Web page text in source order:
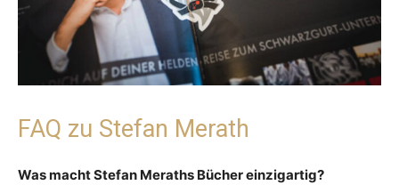
FAQ zu Stefan Merath
Was macht Stefan Meraths Bücher einzigartig?